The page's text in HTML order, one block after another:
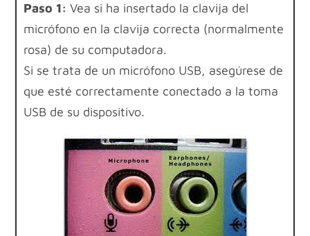
Paso 1: Vea si ha insertado la clavija del
micrófono en la clavija correcta (normalmente
rosa) de su computadora.
Si se trata de un micrófono USB, asegúrese de
que esté correctamente conectado a la toma
USB de su dispositivo.